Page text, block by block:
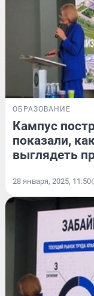
ОБРАЗОВАНИЕ
Кампус
показали,
выглядеть
28 января, 2025, 11:50